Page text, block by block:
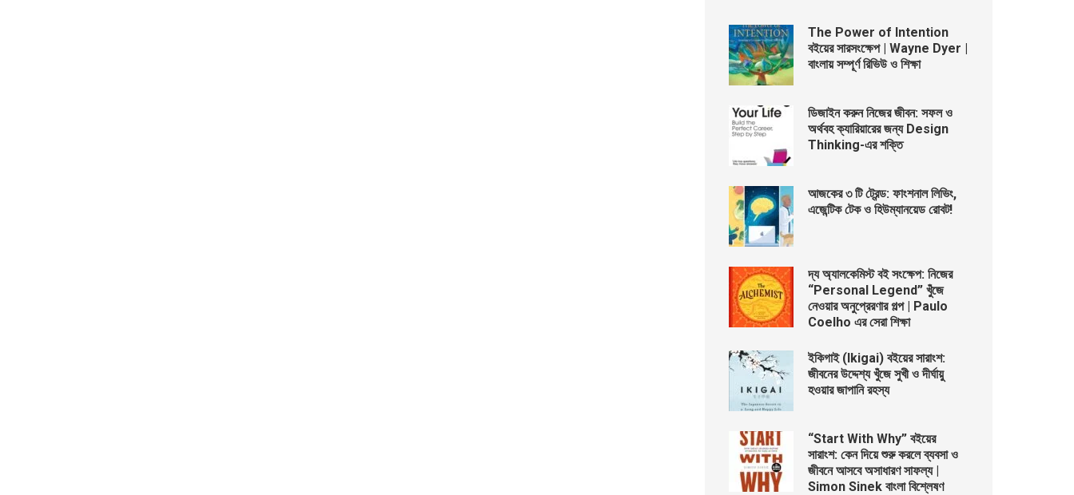
The Power of Intention
বইয়ের সারসংক্ষেপ | Wayne Dyer |
বাংলায় সম্পূর্ণ রিভিউ ও শিক্ষা
ডিজাইন করুন নিজের জীবন: সফল ও
অর্থবহ ক্যারিয়ারের জন্য Design
Thinking-এর শক্তি
আজকের ৩ টি ট্রেন্ড: ফাংশনাল লিভিং,
এজেন্টিক টেক ও হিউম্যানয়েড রোবট!
দ্য অ্যালকেমিস্ট বই সংক্ষেপ: নিজের
“Personal Legend” খুঁজে
নেওয়ার অনুপ্রেরণার গল্প | Paulo
Coelho এর সেরা শিক্ষা
ইকিগাই (Ikigai) বইয়ের সারাংশ:
জীবনের উদ্দেশ্য খুঁজে সুখী ও দীর্ঘায়ু
হওয়ার জাপানি রহস্য
“Start With Why” বইয়ের
সারাংশ: কেন দিয়ে শুরু করলে ব্যবসা ও
জীবনে আসবে অসাধারণ সাফল্য |
Simon Sinek বাংলা বিশ্লেষণ